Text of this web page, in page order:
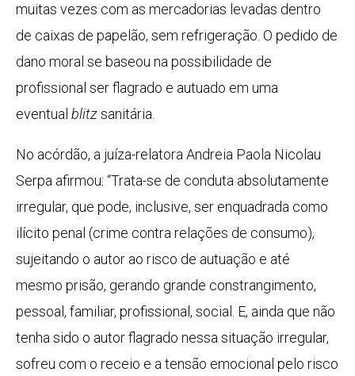
muitas vezes com as mercadorias levadas dentro
de caixas de papelão, sem refrigeração. O pedido de
dano moral se baseou na possibilidade de
profissional ser flagrado e autuado em uma
eventual blitzsanitária.
No acórdão, a juíza-relatora Andreia Paola Nicolau
Serpa afirmou: “Trata-se de conduta absolutamente
irregular, que pode, inclusive, ser enquadrada como
ilícito penal (crime contra relações de consumo),
sujeitando o autor ao risco de autuação e até
mesmo prisão, gerando grande constrangimento,
pessoal, familiar, profissional, social. E, ainda que não
tenha sido o autor flagrado nessa situação irregular,
sofreu com o receio e a tensão emocional pelo risco